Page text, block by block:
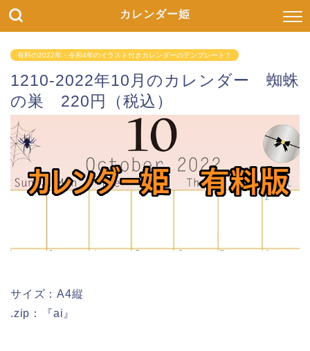
カレンダー姫
有料の2022年・令和4年のイラスト付きカレンダーのテンプレート！
1210-2022年10月のカレンダー 蜘蛛
の巣 220円（税込）
サイズ：A4縦
.zip：『ai』